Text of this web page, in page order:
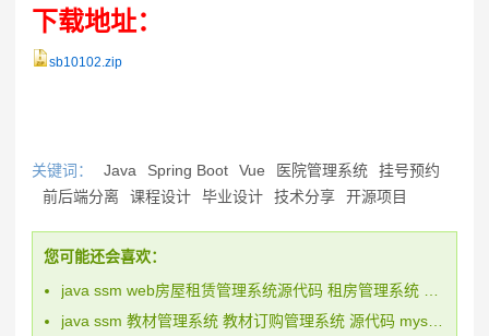
下载地址：
sb10102.zip
关键词： Java Spring Boot Vue 医院管理系统
挂号预约
前后端分离
课程设计 毕业设计 技术分享 开源项目
您可能还会喜欢：